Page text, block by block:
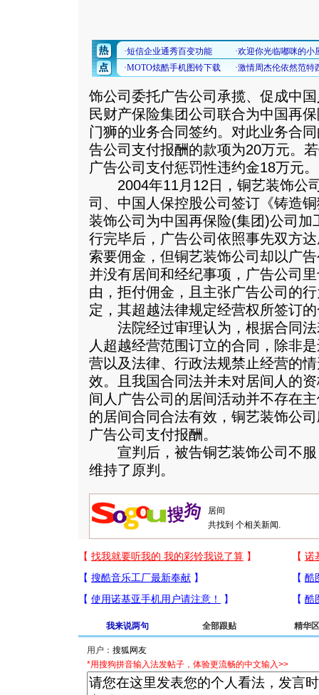
饰公司委托广告公司承揽、促成中
民财产保险集团公司联合为中国再
门狮的业务合同签约。对此业务合
告公司支付报酬的款项为20万元。
广告公司支付惩罚性违约金18万元。
2004年11月12日，铜艺装饰公
司、中国人保控股公司签订《铸造
装饰公司为中国再保险(集团)公司
行完毕后，广告公司依照事先双方
索要佣金，但铜艺装饰公司却以广
并没有居间和经纪事项，广告公司
由，拒付佣金，且主张广告公司的
定，其超越法律规定经营权所签订
法院经过审理认为，根据合同法
人超越经营范围订立的合同，除非
营以及法律、行政法规禁止经营的
效。且我国合同法并未对居间人的
间人广告公司的居间活动并不存在
的居间合同合法有效，铜艺装饰公
广告公司支付报酬。
宣判后，被告铜艺装饰公司不服
维持了原判。
共找到 个相关新闻.
我来说两句 全部跟贴 精华区
用户：
*用搜狗拼音输入法发帖子，体验更流畅的中文输入>>